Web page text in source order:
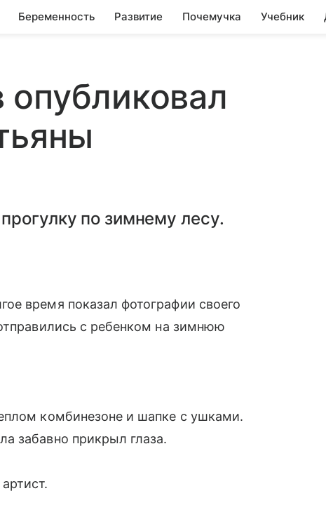
Беременность Развитие Почемучка Учебник
по зимнему лесу.
время показал фотографии своего
с ребенком на зимнюю
комбинезоне и шапке с ушками.
забавно прикрыл глаза.